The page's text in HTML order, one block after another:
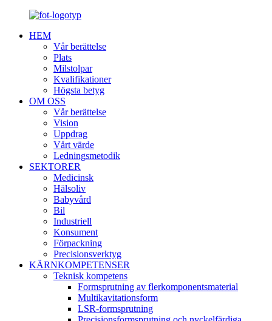
HEM
Vår berättelse
Plats
Milstolpar
Kvalifikationer
Högsta betyg
OM OSS
Vår berättelse
Vision
Uppdrag
Vårt värde
Ledningsmetodik
SEKTORER
Medicinsk
Hälsoliv
Babyvård
Bil
Industriell
Konsument
Förpackning
Precisionsverktyg
KÄRNKOMPETENSER
Teknisk kompetens
Formsprutning av flerkomponentsmaterial
Multikavitationsform
LSR-formsprutning